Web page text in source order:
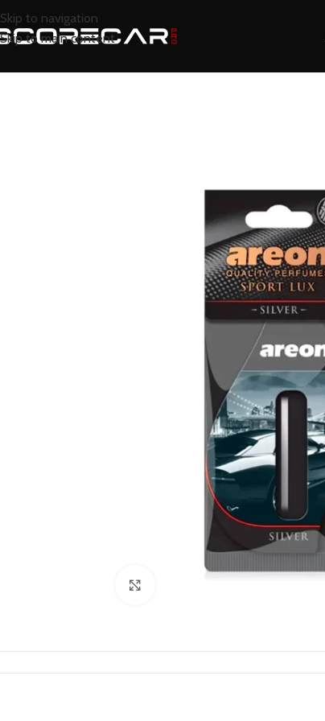
Skip to navigation
Skip to main content